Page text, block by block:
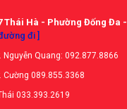
Thái Hà - Phường Đống Đa -
đi ]
Nguyễn Quang: 092.877.8866
Cường 089.855.3368
033.393.2619